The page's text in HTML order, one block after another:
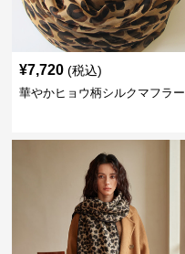
¥7,720 (税込)
華やかヒョウ柄シルクマフラー